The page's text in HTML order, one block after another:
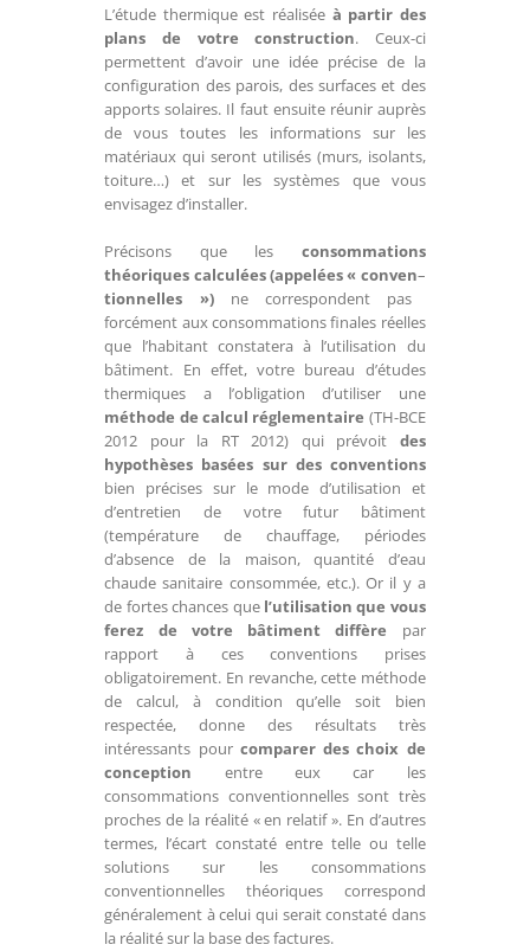
L’étude thermique est réalisée à partir des
plans de votre construction. Ceux-ci
permettent d’avoir une idée précise de la
configuration des parois, des surfaces et des
apports solaires. Il faut ensuite réunir auprès
de vous toutes les informations sur les
matériaux qui seront utilisés (murs, isolants,
toiture…) et sur les systèmes que vous
envisagez d’installer.
Précisons que les consommations
théoriques calculées (appelées « conven–
tionnelles »)ne correspondent pas
forcément aux consommations finales réelles
que l’habitant constatera à l’utilisation du
bâtiment. En effet, votre bureau d’études
thermiques a l’obligation d’utiliser une
méthode de calcul réglementaire (TH-BCE
2012 pour la RT 2012) qui prévoit des
hypothèses basées sur des conventions
bien précises sur le mode d’utilisation et
d’entretien de votre futur bâtiment
(température de chauffage, périodes
d’absence de la maison, quantité d’eau
chaude sanitaire consommée, etc.). Or il y a
de fortes chances que l’utilisation que vous
ferez de votre bâtiment diffère par
rapport à ces conventions prises
obligatoirement. En revanche, cette méthode
de calcul, à condition qu’elle soit bien
respectée, donne des résultats très
intéressants pourcomparer des choix de
conception entre eux car les
consommations conventionnelles sont très
proches de la réalité « en relatif ». En d’autres
termes, l’écart constaté entre telle ou telle
solutions sur les consommations
conventionnelles théoriques correspond
généralement à celui qui serait constaté dans
la réalité sur la base des factures.